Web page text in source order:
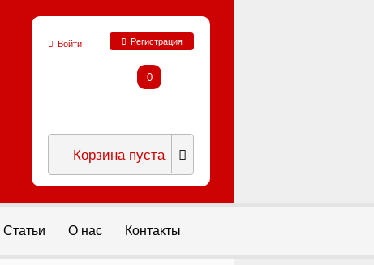
Войти Регистрация
0
Корзина пуста
Статьи О нас Контакты